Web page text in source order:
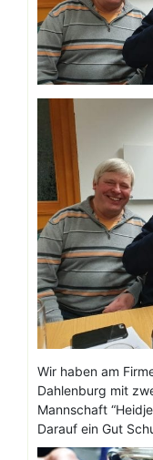
Wir haben am
Dahlenburg mit
Mannschaft
Darauf ein Gut